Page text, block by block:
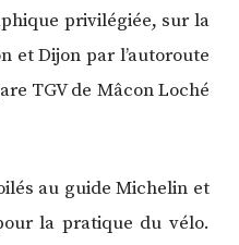
privilégiée, sur la
et Dijon par l’autoroute
TGV de Mâcon Loché
au guide Michelin et
la pratique du vélo.